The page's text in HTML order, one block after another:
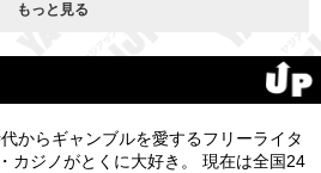
もっと見る
からギャンブルを愛するフリーライタ
カジノがとくに大好き。 現在は全国24